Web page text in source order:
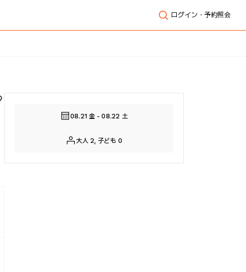
ログイン・予約照会
08.21 金 - 08.22 土
大人 2, 子ども 0